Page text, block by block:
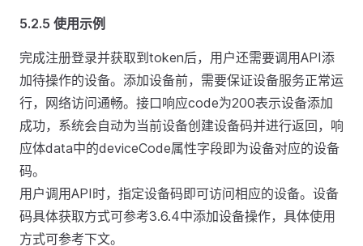
5.2.5 使用示例
完成注册登录并获取到token后，用户还需要调用API添
加待操作的设备。添加设备前，需要保证设备服务正常运
行，网络访问通畅。接口响应code为200表示设备添加
成功，系统会自动为当前设备创建设备码并进行返回，响
应体data中的deviceCode属性字段即为设备对应的设备
码。
用户调用API时，指定设备码即可访问相应的设备。设备
码具体获取方式可参考3.6.4中添加设备操作，具体使用
方式可参考下文。